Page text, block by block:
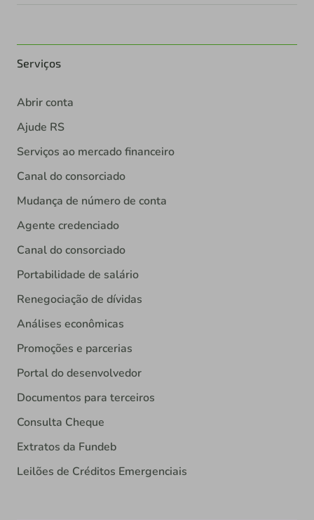
Serviços
Abrir conta
Ajude RS
Serviços ao mercado financeiro
Canal do consorciado
Mudança de número de conta
Agente credenciado
Canal do consorciado
Portabilidade de salário
Renegociação de dívidas
Análises econômicas
Promoções e parcerias
Portal do desenvolvedor
Documentos para terceiros
Consulta Cheque
Extratos da Fundeb
Leilões de Créditos Emergenciais